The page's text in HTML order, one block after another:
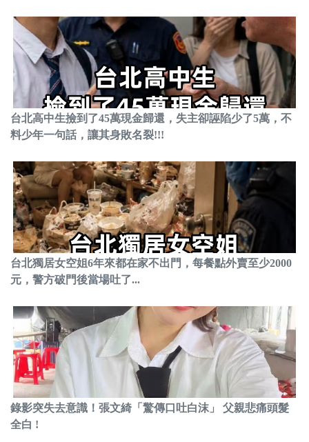
台北高中生撿到了45萬現金歸還，失主卻誣陷少了5萬，不
料少年一句話，讓其身敗名裂!!!
台北獨居女空姐6年來都在家不出門，每餐點外賣至少2000
元，警方破門後當場吐了...
錄影突失去意識！張文綺「驚傳口吐白沫」 父親悲痛頭髮
全白 !